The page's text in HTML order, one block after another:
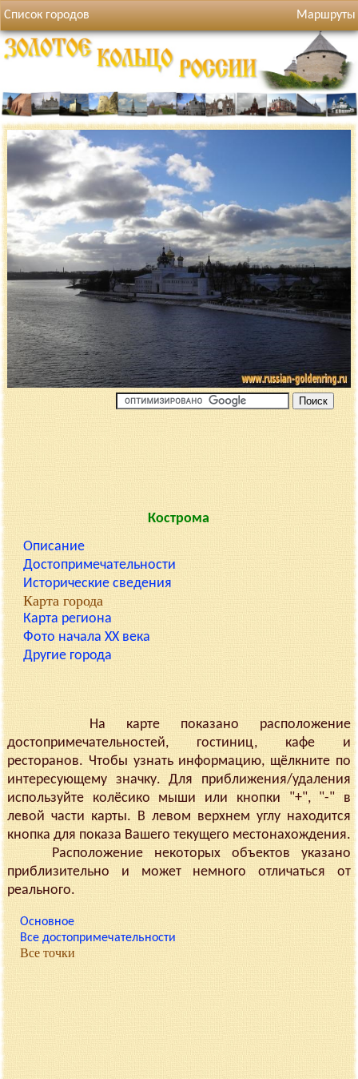
Список городов Маршруты
Кострома
Описание
Достопримечательности
Исторические сведения
Карта города
Карта региона
Фото начала XX века
Другие города
На карте показано расположение
достопримечательностей, гостиниц, кафе и
ресторанов. Чтобы узнать информацию, щёлкните по
интересующему значку. Для приближения/удаления
используйте колёсико мыши или кнопки "+", "-" в
левой части карты. В левом верхнем углу находится
кнопка для показа Вашего текущего местонахождения.
Расположение некоторых объектов указано
приблизительно и может немного отличаться от
реального.
Основное
Все достопримечательности
Все точки